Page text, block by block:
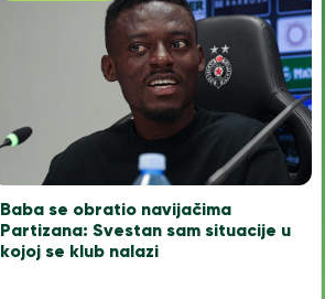
Baba se obratio navijačima
Partizana: Svestan sam situacije u
kojoj se klub nalazi